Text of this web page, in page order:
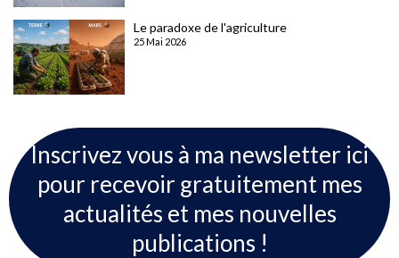
Le paradoxe de l'agriculture
25 Mai 2026
Inscrivez vous à ma newsletter ici
pour recevoir gratuitement mes
actualités et mes nouvelles
publications !